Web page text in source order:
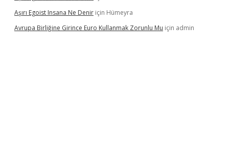
Aşırı Egoist Insana Ne Denir için Hümeyra
Avrupa Birliğine Girince Euro Kullanmak Zorunlu Mu için admin